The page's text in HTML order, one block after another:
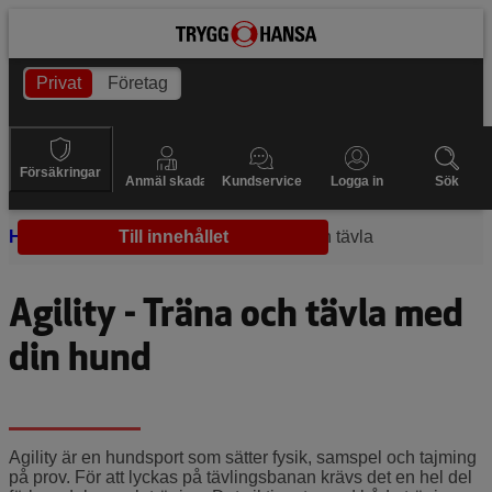
Till innehållet
Privat Företag
Försäkringar
Anmäl skada Kundservice Logga in Sök
Hem Träna hund Agility träna och tävla
Agility - Träna och tävla med
din hund
Agility är en hundsport som sätter fysik, samspel och tajming
på prov. För att lyckas på tävlingsbanan krävs det en hel del